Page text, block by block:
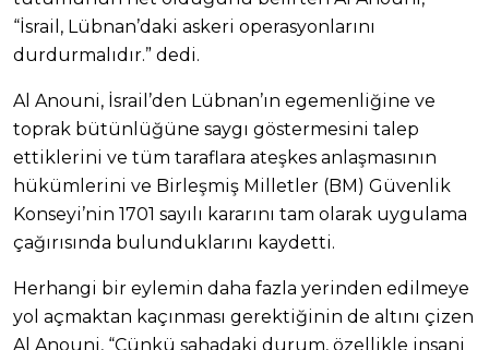
“İsrail, Lübnan’daki askeri operasyonlarını
durdurmalıdır.” dedi.
Al Anouni, İsrail’den Lübnan’ın egemenliğine ve
toprak bütünlüğüne saygı göstermesini talep
ettiklerini ve tüm taraflara ateşkes anlaşmasının
hükümlerini ve Birleşmiş Milletler (BM) Güvenlik
Konseyi’nin 1701 sayılı kararını tam olarak uygulama
çağırısında bulunduklarını kaydetti.
Herhangi bir eylemin daha fazla yerinden edilmeye
yol açmaktan kaçınması gerektiğinin de altını çizen
Al Anouni, “Çünkü sahadaki durum, özellikle insani